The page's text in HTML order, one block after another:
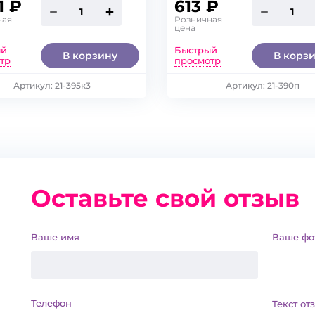
116 122
134 140
₽
В корзину
Артикул: 21-395к3
92
110 116 122
134 140
613 ₽
Розничная
цена
Быстрый
просмотр
В
Артикул: 21-390п
Оставьте свой отзыв
Ваше имя
Телефон
Ваше
Текст